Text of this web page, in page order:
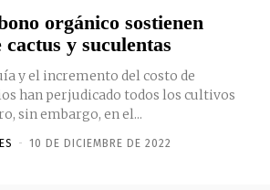
orgánico sostienen
y suculentas
y el incremento del costo de
han perjudicado todos los cultivos
sin embargo, en el...
- 10 DE DICIEMBRE DE 2022